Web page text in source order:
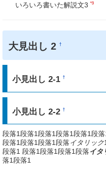
いろいろ書いた解説文3 *3
大見出し 2†
小見出し 2-1†
小見出し 2-2†
段落1段落1段落1段落1段落1段
段落1段落1段落1段落イタリック
段落1 段落1段落1段落1段落イタ
落1段落1